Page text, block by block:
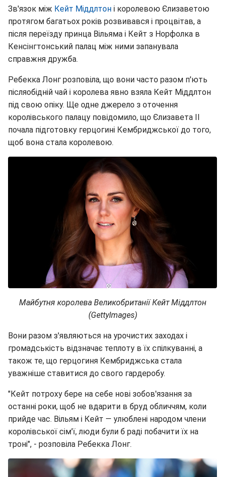
Зв'язок між Кейт Міддлтон і королевою Єлизаветою
протягом багатьох років розвивався і процвітав, а
після переїзду принца Вільяма і Кейт з Норфолка в
Кенсінгтонський палац між ними запанувала
справжня дружба.
Ребекка Лонг розповіла, що вони часто разом п'ють
післяобідній чай і королева явно взяла Кейт Міддлтон
під свою опіку. Ще одне джерело з оточення
королівського палацу повідомило, що Єлизавета II
почала підготовку герцогині Кембриджської до того,
щоб вона стала королевою.
Майбутня королева Великобританії Кейт Міддлтон
(GettyImages)
Вони разом з'являються на урочистих заходах і
громадськість відзначає теплоту в їх спілкуванні, а
також те, що герцогиня Кембриджська стала
уважніше ставитися до свого гардеробу.
"Кейт потроху бере на себе нові зобов'язання за
останні роки, щоб не вдарити в бруд обличчям, коли
прийде час. Вільям і Кейт — улюблені народом члени
королівської сім'ї, люди були б раді побачити їх на
троні", - розповіла Ребекка Лонг.